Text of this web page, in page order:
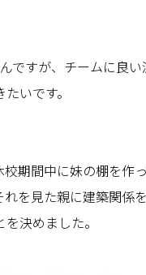
ですが、チームに良
いです。
期間中に妹の棚を作
を見た親に建築関係
決めました。